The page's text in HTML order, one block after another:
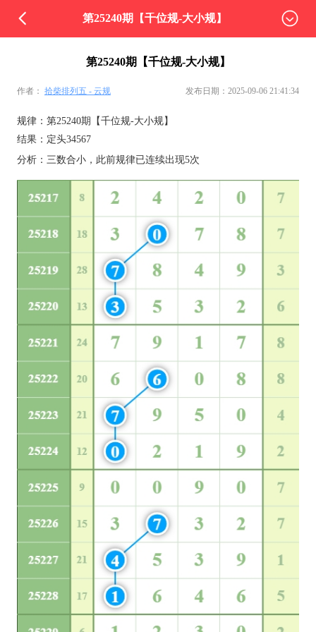
第25240期【千位规-大小规】
第25240期【千位规-大小规】
作者： 拾柴排列五 - 云规 发布日期：2025-09-06 21:41:34
规律：第25240期【千位规-大小规】
结果：定头34567
分析：三数合小，此前规律已连续出现5次